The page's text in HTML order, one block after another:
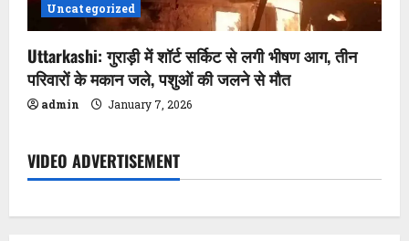
Uncategorized
Uttarkashi: गुराड़ी में शॉर्ट सर्किट से लगी भीषण आग, तीन
परिवारों के मकान जले, पशुओं की जलने से मौत
admin January 7, 2026
VIDEO ADVERTISEMENT